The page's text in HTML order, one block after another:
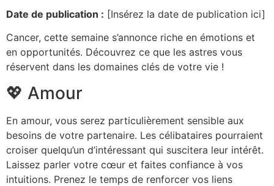
Date de publication : [Insérez la date de publication ici]
Cancer, cette semaine s’annonce riche en émotions et
en opportunités. Découvrez ce que les astres vous
réservent dans les domaines clés de votre vie !
💖 Amour
En amour, vous serez particulièrement sensible aux
besoins de votre partenaire. Les célibataires pourraient
croiser quelqu’un d’intéressant qui suscitera leur intérêt.
Laissez parler votre cœur et faites confiance à vos
intuitions. Prenez le temps de renforcer vos liens